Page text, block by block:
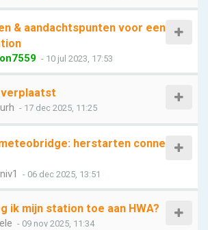
& aandachtspunten voor een
- 10 jul 2023, 17:53
- 17 dec 2025, 11:25
herstarten conne
- 06 dec 2025, 13:51
ik mijn station toe aan HWA?
- 09 nov 2025, 11:34